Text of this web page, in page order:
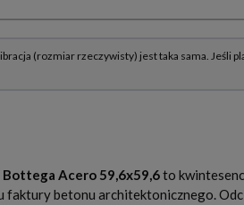
Bottega Acero 59,6x59,6to
faktury betonu architektonicznego.